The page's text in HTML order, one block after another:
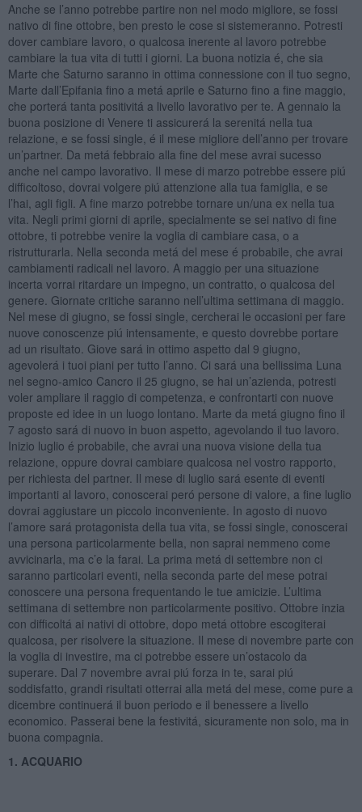
Anche se l’anno potrebbe partire non nel modo migliore, se fossi
nativo di fine ottobre, ben presto le cose si sistemeranno. Potresti
dover cambiare lavoro, o qualcosa inerente al lavoro potrebbe
cambiare la tua vita di tutti i giorni. La buona notizia é, che sia
Marte che Saturno saranno in ottima connessione con il tuo segno,
Marte dall’Epifania fino a metá aprile e Saturno fino a fine maggio,
che porterá tanta positivitá a livello lavorativo per te. A gennaio la
buona posizione di Venere ti assicurerá la serenitá nella tua
relazione, e se fossi single, é il mese migliore dell’anno per trovare
un’partner. Da metá febbraio alla fine del mese avrai sucesso
anche nel campo lavorativo. Il mese di marzo potrebbe essere piú
difficoltoso, dovrai volgere piú attenzione alla tua famiglia, e se
l’hai, agli figli. A fine marzo potrebbe tornare un/una ex nella tua
vita. Negli primi giorni di aprile, specialmente se sei nativo di fine
ottobre, ti potrebbe venire la voglia di cambiare casa, o a
ristrutturarla. Nella seconda metá del mese é probabile, che avrai
cambiamenti radicali nel lavoro. A maggio per una situazione
incerta vorrai ritardare un impegno, un contratto, o qualcosa del
genere. Giornate critiche saranno nell’ultima settimana di maggio.
Nel mese di giugno, se fossi single, cercherai le occasioni per fare
nuove conoscenze piú intensamente, e questo dovrebbe portare
ad un risultato. Giove sará in ottimo aspetto dal 9 giugno,
agevolerá i tuoi piani per tutto l’anno. Ci sará una bellissima Luna
nel segno-amico Cancro il 25 giugno, se hai un’azienda, potresti
voler ampliare il raggio di competenza, e confrontarti con nuove
proposte ed idee in un luogo lontano. Marte da metá giugno fino il
7 agosto sará di nuovo in buon aspetto, agevolando il tuo lavoro.
Inizio luglio é probabile, che avrai una nuova visione della tua
relazione, oppure dovrai cambiare qualcosa nel vostro rapporto,
per richiesta del partner. Il mese di luglio sará esente di eventi
importanti al lavoro, conoscerai peró persone di valore, a fine luglio
dovrai aggiustare un piccolo inconveniente. In agosto di nuovo
l’amore sará protagonista della tua vita, se fossi single, conoscerai
una persona particolarmente bella, non saprai nemmeno come
avvicinarla, ma c’e la farai. La prima metá di settembre non ci
saranno particolari eventi, nella seconda parte del mese potrai
conoscere una persona frequentando le tue amicizie. L’ultima
settimana di settembre non particolarmente positivo. Ottobre inzia
con difficoltá ai nativi di ottobre, dopo metá ottobre escogiterai
qualcosa, per risolvere la situazione. Il mese di novembre parte con
la voglia di investire, ma ci potrebbe essere un’ostacolo da
superare. Dal 7 novembre avrai piú forza in te, sarai piú
soddisfatto, grandi risultati otterrai alla metá del mese, come pure a
dicembre continuerá il buon periodo e il benessere a livello
economico. Passerai bene la festivitá, sicuramente non solo, ma in
buona compagnia.
1. ACQUARIO